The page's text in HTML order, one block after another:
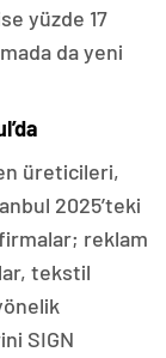
yüzde 17
da yeni
üreticileri,
2025’teki
reklam
tekstil
SIGN